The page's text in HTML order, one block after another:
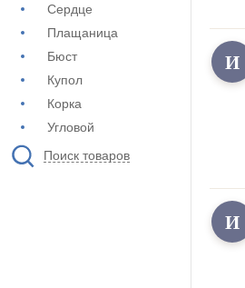
Сердце
Плащаница
Бюст
Купол
Корка
Угловой
Поиск товаров
И
И